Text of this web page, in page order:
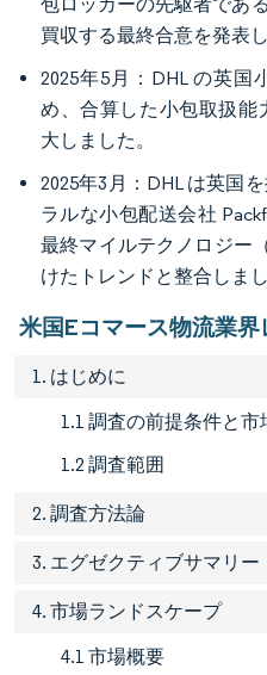
買収する最終合意を発表し
2025年5月：DHL の英国
め、合算した小包取扱能
大しました。
2025年3月：DHL は英国
ラルな小包配送会社
最終マイルテクノロジー
けたトレンドと整合しまし
米国Eコマース物流業
1. はじめに
1.1 調査の前提条件と市
1.2 調査範囲
2. 調査方法論
3. エグゼクティブサマリー
4. 市場ランドスケープ
4.1 市場概要